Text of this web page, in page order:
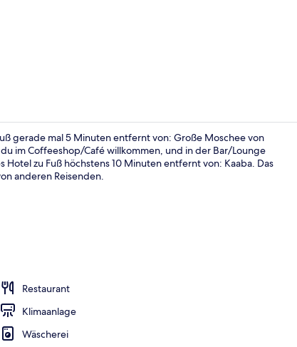
gerade mal 5 Minuten entfernt von: Große Moschee von
im Coffeeshop/Café willkommen, und in der Bar/Lounge
zu Fuß höchstens 10 Minuten entfernt von: Kaaba. Das
anderen Reisenden.
Restaurant
Klimaanlage
Wäscherei